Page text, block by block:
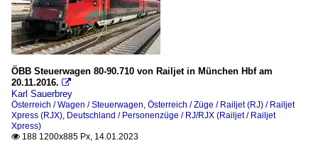
ÖBB Steuerwagen 80-90.710 von Railjet in München Hbf am
20.11.2016. 
Karl Sauerbrey
Österreich / Wagen / Steuerwagen, Österreich / Züge / Railjet (RJ) / Railjet
Xpress (RJX), Deutschland / Personenzüge / RJ/RJX (Railjet / Railjet
Xpress)
 188 1200x885 Px, 14.01.2023